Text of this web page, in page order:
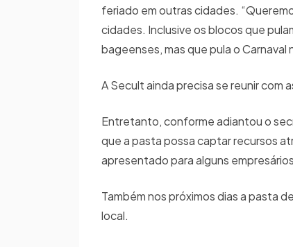
feriado em outras cidades.
cidades. Inclusive os blocos que
bageenses, mas que pula o Carnaval
A Secult ainda precisa se reunir com
Entretanto, conforme adiantou o
que a pasta possa captar recursos
apresentado para alguns
Também nos próximos dias a pasta
local.